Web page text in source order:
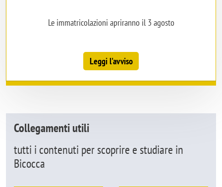
Le immatricolazioni apriranno il 3 agosto
Leggi l'avviso
Collegamenti utili
tutti i contenuti per scoprire e studiare in
Bicocca